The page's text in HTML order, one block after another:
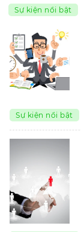
Sự kiện nổi bật
Sự kiện nổi bật